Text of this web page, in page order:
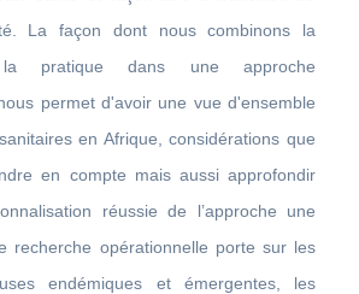
La façon dont nous combinons la
pratique dans une approche
permet d'avoir une vue d'ensemble
en Afrique, considérations que
en compte mais aussi approfondir
réussie de l’approche une
recherche opérationnelle porte sur les
endémiques et émergentes, les